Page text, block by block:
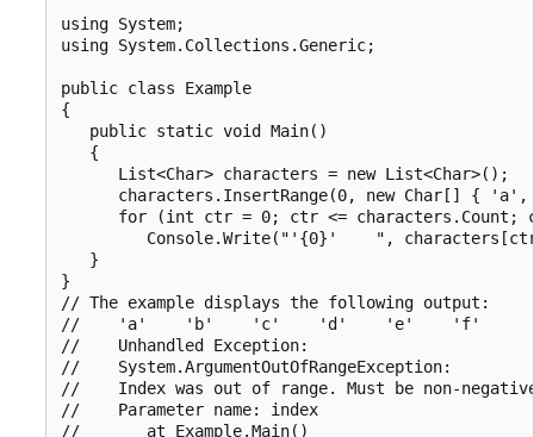
using System;
using System.Collections.Generic;
public class Example
{
   public static void Main()
   {
      List<Char> characters = new List<Char>();
characters.InsertRange(0, new Char[] {
for (int ctr = 0; ctr <= characters.Count;
Console.Write("'{0}'    ",
   }
}
// The example displays the following output:
//    'a'    'b'    'c'    'd'    'e'    'f'
//    Unhandled Exception:
//    System.ArgumentOutOfRangeException:
//    Index was out of range. Must be non-
//    Parameter name: index